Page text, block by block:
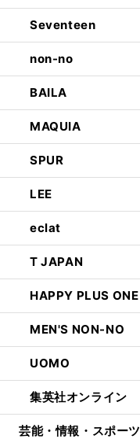
Seventeen
non-no
BAILA
MAQUIA
SPUR
LEE
eclat
T JAPAN
HAPPY PLUS ONE
MEN'S NON-NO
UOMO
集英社オンライン
芸能・情報・スポーツ